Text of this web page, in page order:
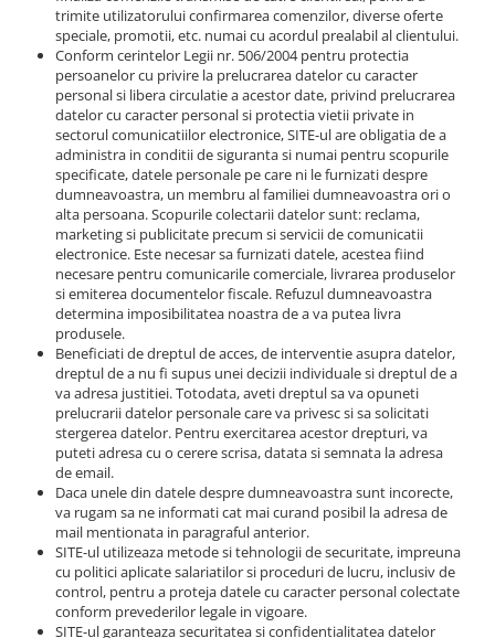
trimite utilizatorului confirmarea comenzilor, diverse oferte
speciale, promotii, etc. numai cu acordul prealabil al clientului.
Conform cerintelor Legii nr. 506/2004 pentru protectia
persoanelor cu privire la prelucrarea datelor cu caracter
personal si libera circulatie a acestor date, privind prelucrarea
datelor cu caracter personal si protectia vietii private in
sectorul comunicatiilor electronice, SITE-ul are obligatia de a
administra in conditii de siguranta si numai pentru scopurile
specificate, datele personale pe care ni le furnizati despre
dumneavoastra, un membru al familiei dumneavoastra ori o
alta persoana. Scopurile colectarii datelor sunt: reclama,
marketing si publicitate precum si servicii de comunicatii
electronice. Este necesar sa furnizati datele, acestea fiind
necesare pentru comunicarile comerciale, livrarea produselor
si emiterea documentelor fiscale. Refuzul dumneavoastra
determina imposibilitatea noastra de a va putea livra
produsele.
Beneficiati de dreptul de acces, de interventie asupra datelor,
dreptul de a nu fi supus unei decizii individuale si dreptul de a
va adresa justitiei. Totodata, aveti dreptul sa va opuneti
prelucrarii datelor personale care va privesc si sa solicitati
stergerea datelor. Pentru exercitarea acestor drepturi, va
puteti adresa cu o cerere scrisa, datata si semnata la adresa
de email.
Daca unele din datele despre dumneavoastra sunt incorecte,
va rugam sa ne informati cat mai curand posibil la adresa de
mail mentionata in paragraful anterior.
SITE-ul utilizeaza metode si tehnologii de securitate, impreuna
cu politici aplicate salariatilor si proceduri de lucru, inclusiv de
control, pentru a proteja datele cu caracter personal colectate
conform prevederilor legale in vigoare.
SITE-ul garanteaza securitatea si confidentialitatea datelor